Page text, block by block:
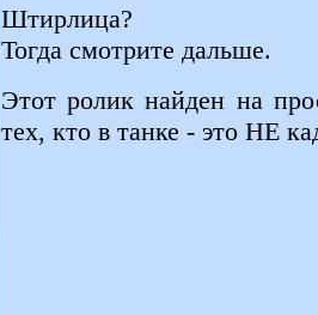
Штирлица?
Тогда смотрите дальше.
Этот ролик найден на
тех, кто в танке - это НЕ